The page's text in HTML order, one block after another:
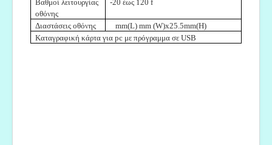
Βαθμοί λειτουργίας
οθόνης
-20 έως 120 f
Διαστάσεις οθόνης
mm(L) mm (W)x25.5mm(H)
Καταγραφική κάρτα για pc με πρόγραμμα σε USB